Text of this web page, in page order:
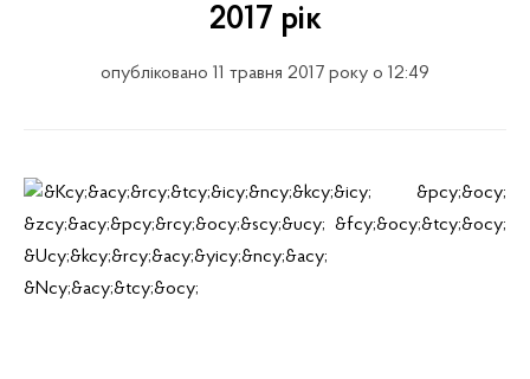
2017 рік
опубліковано 11 травня 2017 року о 12:49